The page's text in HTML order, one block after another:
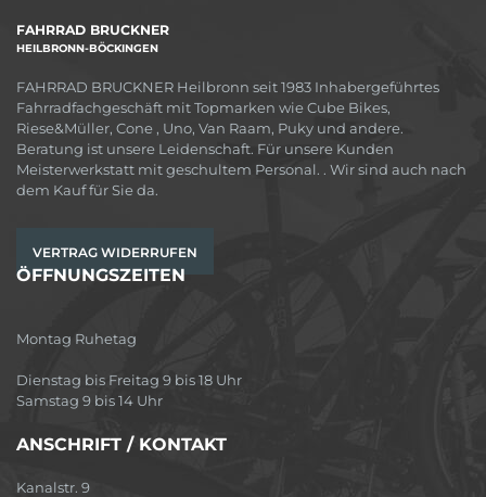
FAHRRAD BRUCKNER
HEILBRONN-BÖCKINGEN
FAHRRAD BRUCKNER Heilbronn seit 1983 Inhabergeführtes
Fahrradfachgeschäft mit Topmarken wie Cube Bikes,
Riese&Müller, Cone , Uno, Van Raam, Puky und andere.
Beratung ist unsere Leidenschaft. Für unsere Kunden
Meisterwerkstatt mit geschultem Personal. . Wir sind auch nach
dem Kauf für Sie da.
VERTRAG WIDERRUFEN
ÖFFNUNGSZEITEN
Montag Ruhetag
Dienstag bis Freitag 9 bis 18 Uhr
Samstag 9 bis 14 Uhr
ANSCHRIFT / KONTAKT
Kanalstr. 9